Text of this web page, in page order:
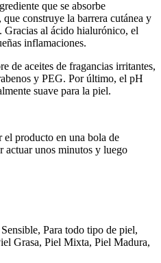
que se absorbe
construye la barrera cutánea y
al ácido hialurónico, el
inflamaciones.
de aceites de fragancias irritantes,
y PEG. Por último, el pH
suave para la piel.
el producto en una bola de
actuar unos minutos y luego
Para todo tipo de piel,
Grasa, Piel Mixta, Piel Madura,